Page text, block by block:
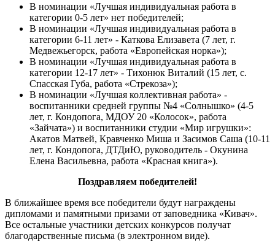
В номинации «Лучшая индивидуальная работа в
категории 0-5 лет» нет победителей;
В номинации «Лучшая индивидуальная работа в
категории 6-11 лет» - Каткова Елизавета (7 лет, г.
Медвежьегорск, работа «Европейская норка»);
В номинации «Лучшая индивидуальная работа в
категории 12-17 лет» - Тихонюк Виталий (15 лет, с.
Спасская Губа, работа «Стрекоза»);
В номинации «Лучшая коллективная работа» -
воспитанники средней группы №4 «Солнышко» (4-5
лет, г. Кондопога, МДОУ 20 «Колосок», работа
«Зайчата») и воспитанники студии «Мир игрушки»:
Акатов Матвей, Кравченко Миша и Засимов Саша (10-11
лет, г. Кондопога, ДТДиЮ, руководитель - Окунина
Елена Васильевна, работа «Красная книга»).
Поздравляем победителей!
В ближайшее время все победители будут награждены
дипломами и памятными призами от заповедника «Кивач».
Все остальные участники детских конкурсов получат
благодарственные письма (в электронном виде).